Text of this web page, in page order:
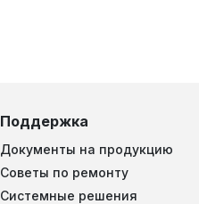
Поддержка
Документы на продукцию
Советы по ремонту
Системные решения